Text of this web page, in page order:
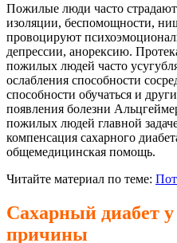
Пожилые люди часто
изоляции, беспомощности,
провоцируют
депрессии, анорексию.
пожилых людей часто
ослабления способности
способности обучаться и
появления болезни
пожилых людей главной
компенсация сахарного
общемедицинская помощь.
Читайте материал по теме:
Сахарный диабет
причины